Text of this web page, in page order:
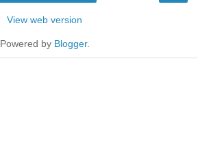
View web version
Powered by Blogger.